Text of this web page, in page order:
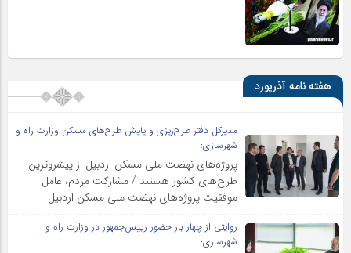
هفته نامه آذریورد
مدیرکل دفتر طرح‌ریزی و پایش طرح‌های مسکن وزارت راه و
شهرسازی:
پروژه‌های نهضت ملی مسکن اردبیل از پیشروترین
طرح‌های کشور هستند / مشارکت مردم، عامل
موفقیت پروژه‌های نهضت ملی مسکن اردبیل
روایتی از چهار بار حضور رییس‌جمهور در وزارت راه و
شهرسازی؛